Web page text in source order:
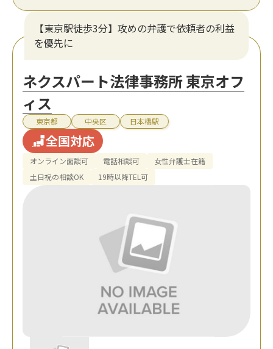
【東京駅徒歩3分】攻めの弁護で依頼者の利益
を優先に
ネクスパート法律事務所 東京オフ
ィス
東京都 中央区 日本橋駅
全国対応
オンライン面談可 電話相談可
女性弁護士在籍
土日祝の相談OK
19時以降TEL可